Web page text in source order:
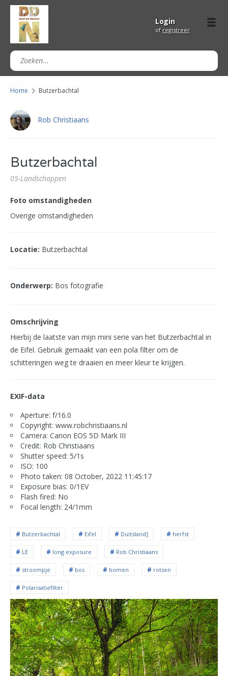
Login
of registreer
Home Butzerbachtal
Rob Christiaans
Butzerbachtal
05-Landschappen
Foto omstandigheden
Overige omstandigheden
Locatie: Butzerbachtal
Onderwerp: Bos fotografie
Omschrijving
Hierbij de laatste van mijn mini serie van het Butzerbachtal in
de Eifel. Gebruik gemaakt van een pola filter om de
schitteringen weg te draaien en meer kleur te krijgen.
EXIF-data
Aperture: f/16.0
Copyright: www.robchristiaans.nl
Camera: Canon EOS 5D Mark III
Credit: Rob Christiaans
Shutter speed: 5/1s
ISO: 100
Photo taken: 08 October, 2022 11:45:17
Exposure bias: 0/1EV
Flash fired: No
Focal length: 24/1mm
Butzerbachtal Eifel Duitsland] herfst
LE long exposure Rob Christiaans
stroompje bos bomen rotsen
Polarisatiefilter